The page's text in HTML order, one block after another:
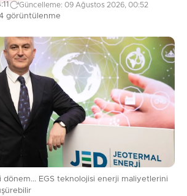
Güncelleme: 09 Ağustos 2026, 00:52
görüntülenme
EGS teknolojisi enerji maliyetlerini